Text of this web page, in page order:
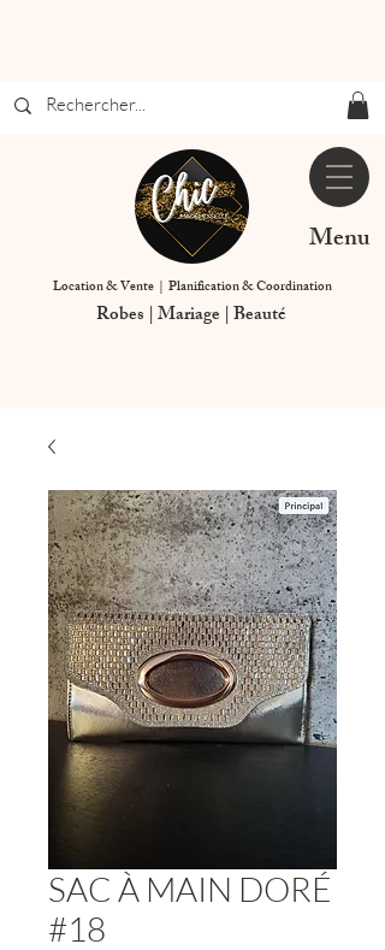
Menu
Location & Vente | Planification & Coordination
Robes | Mariage | Beauté
SAC À MAIN DORÉ
#18